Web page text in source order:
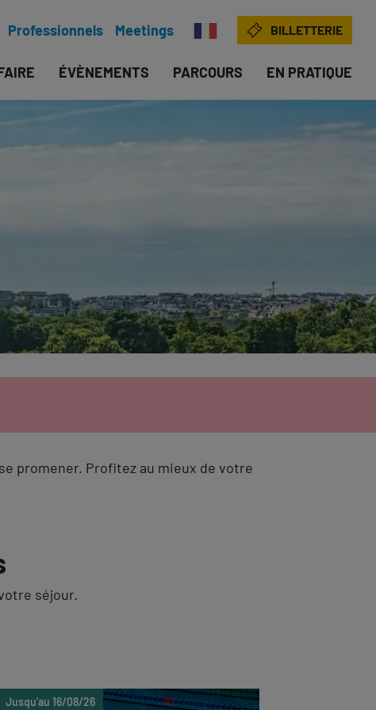
Professionnels Meetings BILLETTERIE
ÉVÈNEMENTS PARCOURS EN PRATIQUE
promener. Profitez au mieux de votre
séjour.
Jusqu'au 16/08/26